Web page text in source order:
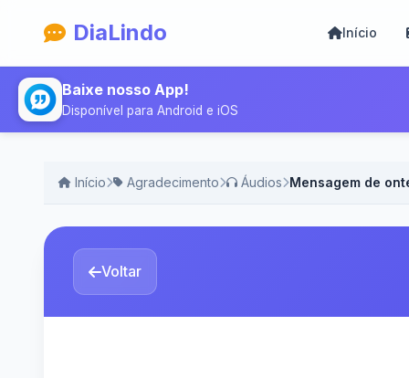
DiaLindo Início
Baixe nosso App!
Disponível para Android e iOS
Início Agradecimento Áudios Mensagem de
Voltar